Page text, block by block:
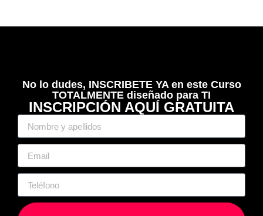
No lo dudes, INSCRIBETE YA en este Curso
TOTALMENTE diseñado para TI
INSCRIPCIÓN AQUÍ GRATUITA